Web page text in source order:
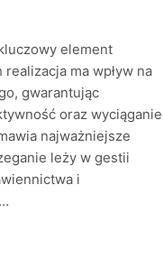
element
ma wpływ na
gwarantując
oraz wyciąganie
najważniejsze
leży w gestii
i